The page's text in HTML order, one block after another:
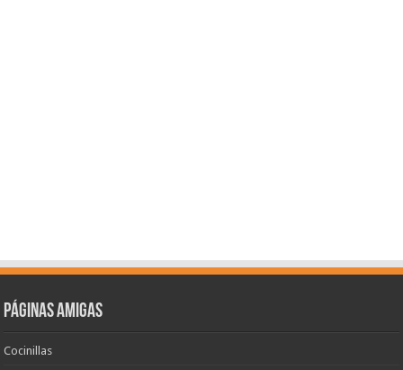
Páginas amigas
Cocinillas